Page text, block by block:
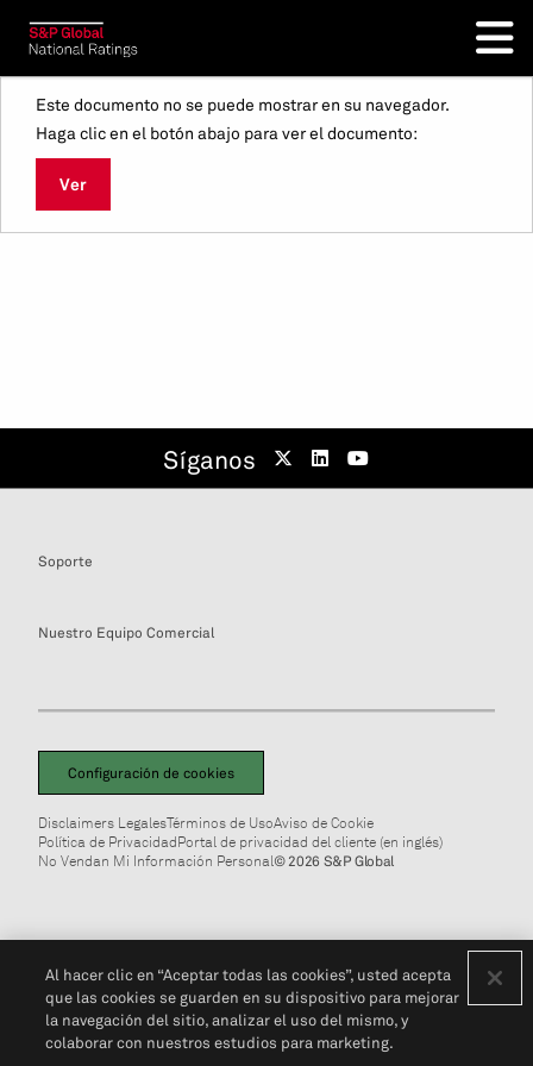
Este documento no se puede mostrar en su navegador.
Haga clic en el botón abajo para ver el documento:
Ver
Síganos
Soporte
Nuestro Equipo Comercial
Configuración de cookies
Disclaimers LegalesTérminos de UsoAviso de Cookie
Política de PrivacidadPortal de privacidad del cliente (en inglés)
No Vendan Mi Información Personal© 2026 S&P Global
Al hacer clic en “Aceptar todas las cookies”, usted acepta
que las cookies se guarden en su dispositivo para mejorar
la navegación del sitio, analizar el uso del mismo, y
colaborar con nuestros estudios para marketing.